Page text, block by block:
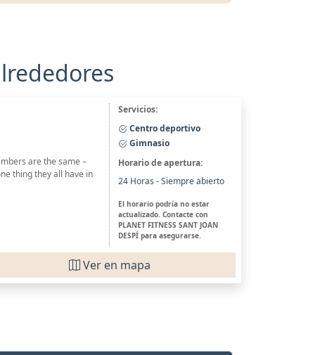
are the same –
thing they all have in
Servicios:
Centro deportivo
Gimnasio
Horario de apertura:
24 Horas - Siempre abierto
El horario podría no estar
actualizado. Contacte con
PLANET FITNESS SANT JOAN
DESPÍ para asegurarse.
Ver en mapa